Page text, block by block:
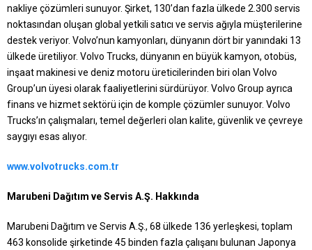
nakliye çözümleri sunuyor. Şirket, 130’dan fazla ülkede 2.300 servis
noktasından oluşan global yetkili satıcı ve servis ağıyla müşterilerine
destek veriyor. Volvo’nun kamyonları, dünyanın dört bir yanındaki 13
ülkede üretiliyor. Volvo Trucks, dünyanın en büyük kamyon, otobüs,
inşaat makinesi ve deniz motoru üreticilerinden biri olan Volvo
Group’un üyesi olarak faaliyetlerini sürdürüyor. Volvo Group ayrıca
finans ve hizmet sektörü için de komple çözümler sunuyor. Volvo
Trucks’ın çalışmaları, temel değerleri olan kalite, güvenlik ve çevreye
saygıyı esas alıyor.
www.volvotrucks.com.tr
Marubeni Dağıtım ve Servis A.Ş. Hakkında
Marubeni Dağıtım ve Servis A.Ş., 68 ülkede 136 yerleşkesi, toplam
463 konsolide şirketinde 45 binden fazla çalışanı bulunan Japonya